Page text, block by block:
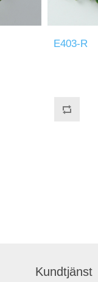
E403-R
Kundtjänst